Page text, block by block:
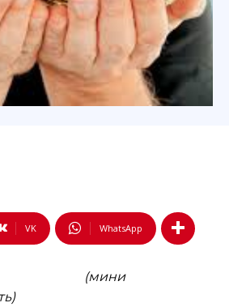
VK WhatsApp